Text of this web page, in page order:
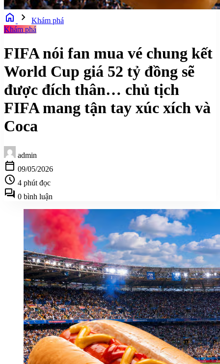
home chevron_right
Khám phá
Khám phá
FIFA nói fan mua vé chung kết
World Cup giá 52 tỷ đồng sẽ
được đích thân… chủ tịch
FIFA mang tận tay xúc xích và
Coca
admin
calendar_today 09/05/2026
schedule 4 phút đọc
forum 0 bình luận